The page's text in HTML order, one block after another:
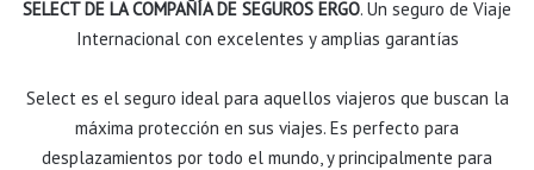
SELECT DE LA COMPAÑÍA DE SEGUROS ERGO. Un seguro de Viaje
Internacional con excelentes y amplias garantías
Select es el seguro ideal para aquellos viajeros que buscan la
máxima protección en sus viajes. Es perfecto para
desplazamientos por todo el mundo, y principalmente para